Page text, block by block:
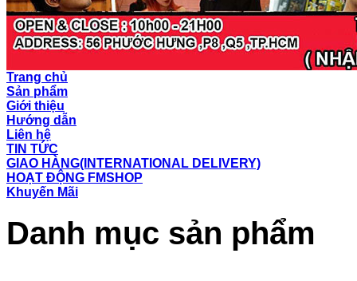
Trang chủ
Sản phẩm
Giới thiệu
Hướng dẫn
Liên hệ
TIN TỨC
GIAO HÀNG(INTERNATIONAL DELIVERY)
HOẠT ĐỘNG FMSHOP
Khuyến Mãi
Danh mục sản phẩm